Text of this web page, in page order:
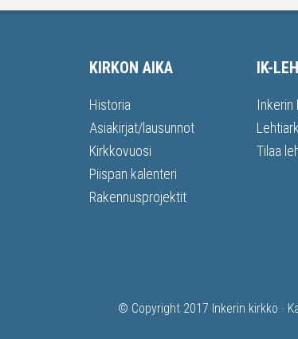
KIRKON AIKA
Historia
Asiakirjat/lausunnot
Kirkkovuosi
Piispan kalenteri
Rakennusprojektit
IK-
Inkerin
Tilaa
© Copyright 2017 Inkerin kirkko ·